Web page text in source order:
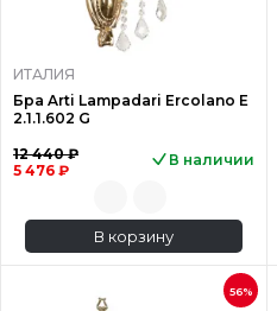
ИТАЛИЯ
Бра Arti Lampadari Ercolano E
2.1.1.602 G
12 440 ₽
5 476 ₽
В наличии
В корзину
56%